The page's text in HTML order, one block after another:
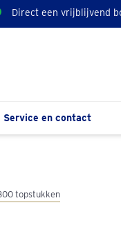
Direct een vrijblijvend
Service en contact
topstukken